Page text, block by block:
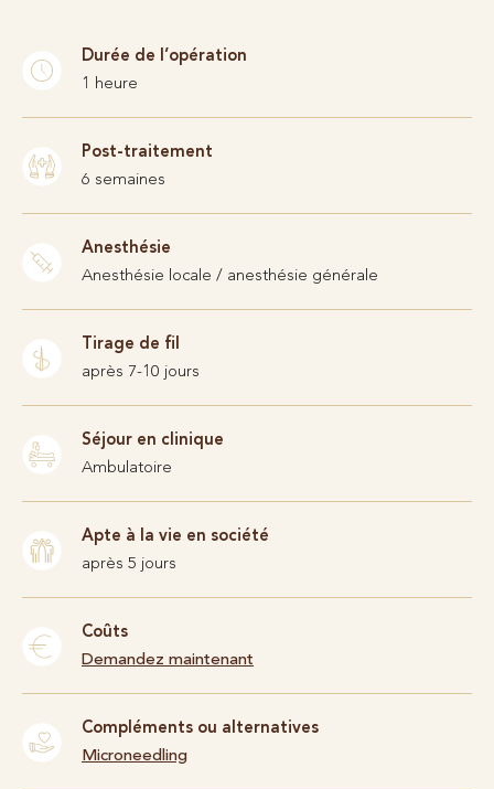
Durée de l’opération
1 heure
Post-traitement
6 semaines
Anesthésie
Anesthésie locale / anesthésie générale
Tirage de fil
après 7-10 jours
Séjour en clinique
Ambulatoire
Apte à la vie en société
après 5 jours
Coûts
Demandez maintenant
Compléments ou alternatives
Microneedling